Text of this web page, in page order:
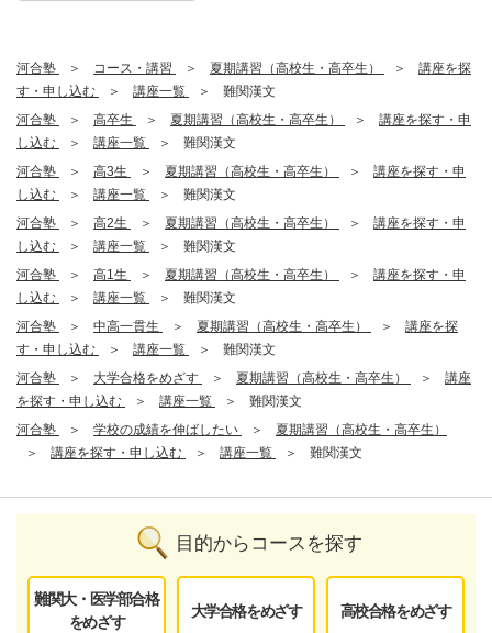
河合塾 コース・講習 夏期講習（高校生・高卒生）
講座を探
す・申し込む
講座一覧
難関漢文
河合塾
高卒生 夏期講習（高校生・高卒生）
講座を探す・申
し込む
講座一覧
難関漢文
河合塾
高3生 夏期講習（高校生・高卒生）
講座を探す・申
し込む
講座一覧
難関漢文
河合塾
高2生 夏期講習（高校生・高卒生）
講座を探す・申
し込む
講座一覧
難関漢文
河合塾
高1生 夏期講習（高校生・高卒生）
講座を探す・申
し込む
講座一覧
難関漢文
河合塾
中高一貫生 夏期講習（高校生・高卒生）
講座を探
す・申し込む
講座一覧
難関漢文
河合塾
大学合格をめざす 夏期講習（高校生・高卒生）
講座
を探す・申し込む
講座一覧
難関漢文
河合塾
学校の成績を伸ばしたい
夏期講習（高校生・高卒生）
講座を探す・申し込む
講座一覧 難関漢文
目的からコースを探す
難関大・医学部合格
をめざす
大学合格をめざす 高校合格をめざす